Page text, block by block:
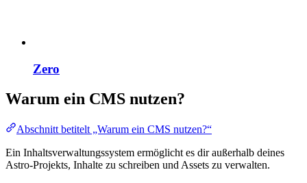
Zero
Warum ein CMS nutzen?
Abschnitt betitelt „Warum ein CMS nutzen?“
Ein Inhaltsverwaltungssystem ermöglicht es dir außerhalb deines
Astro-Projekts, Inhalte zu schreiben und Assets zu verwalten.